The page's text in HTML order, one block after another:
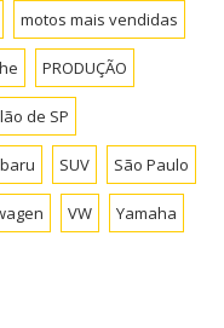
motos mais vendidas
PRODUÇÃO
de SP
SUV São Paulo
VW Yamaha